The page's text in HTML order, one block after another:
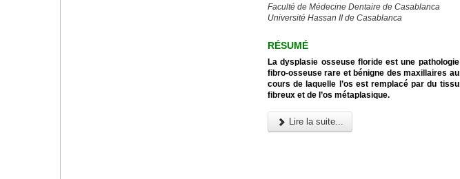
Faculté de Médecine Dentaire de Casablanca
Université Hassan II de Casablanca
RÉSUMÉ
La dysplasie osseuse floride est une pathologie
fibro-osseuse rare et bénigne des maxillaires au
cours de laquelle l’os est remplacé par du tissu
fibreux et de l’os métaplasique.
Lire la suite...